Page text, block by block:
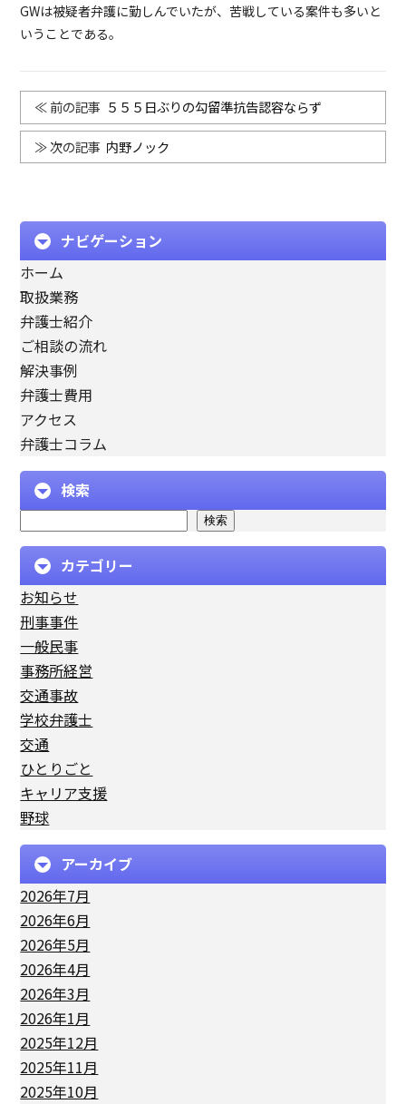
GWは被疑者弁護に勤しんでいたが、苦戦している案件も多いと
いうことである。
５５５日ぶりの勾留準抗告認容ならず
内野ノック
ナビゲーション
ホーム
取扱業務
弁護士紹介
ご相談の流れ
解決事例
弁護士費用
アクセス
弁護士コラム
検索
検索
カテゴリー
お知らせ
刑事事件
一般民事
事務所経営
交通事故
学校弁護士
交通
ひとりごと
キャリア支援
野球
アーカイブ
2026年7月
2026年6月
2026年5月
2026年4月
2026年3月
2026年1月
2025年12月
2025年11月
2025年10月